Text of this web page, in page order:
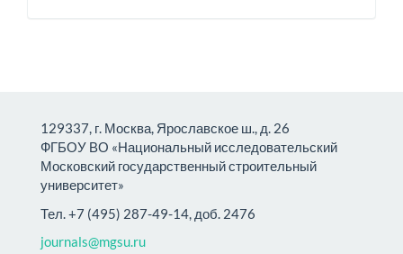
129337, г. Москва, Ярославское ш., д. 26
ФГБОУ ВО «Национальный исследовательский
Московский государственный строительный
университет»
Тел. +7 (495) 287-49-14, доб. 2476
journals@mgsu.ru